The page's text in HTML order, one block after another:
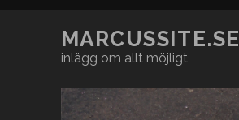
MARCUSSITE.SE
inlägg om allt möjligt